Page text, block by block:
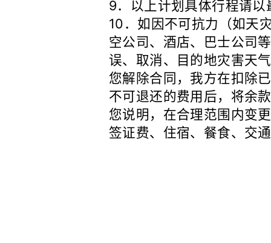
9．以上计划具体行程请
10．如因不可抗力（如天
空公司、酒店、巴士公司
误、取消、目的地灾害天
您解除合同，我方在扣除
不可退还的费用后，将余
您说明，在合理范围内变
签证费、住宿、餐食、交